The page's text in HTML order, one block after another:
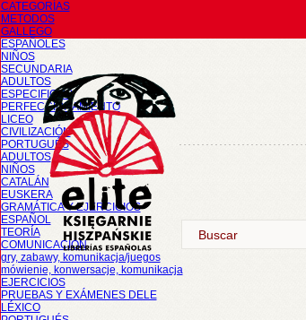
CATEGORÍAS
METODOS
GALLEGO
ESPAÑOLES
NIÑOS
SECUNDARIA
ADULTOS
ESPECIFICOS
PERFECCIONAMIENTO
LICEO
CIVILIZACIÓN
PORTUGUÉS
ADULTOS
NIÑOS
CATALÁN
EUSKERA
GRAMÁTICA Y EJERCICIOS
ESPAÑOL
TEORÍA
COMUNICACIÓN
gry, zabawy, komunikacja/juegos
mówienie, konwersacje, komunikacja
EJERCICIOS
PRUEBAS Y EXÁMENES DELE
LÉXICO